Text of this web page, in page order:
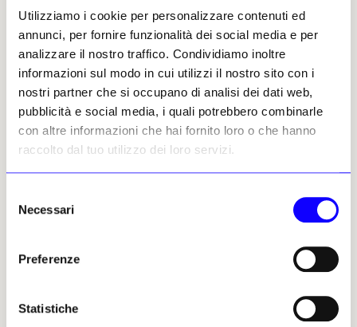
Utilizziamo i cookie per personalizzare contenuti ed
annunci, per fornire funzionalità dei social media e per
analizzare il nostro traffico. Condividiamo inoltre
informazioni sul modo in cui utilizzi il nostro sito con i
nostri partner che si occupano di analisi dei dati web,
pubblicità e social media, i quali potrebbero combinarle
con altre informazioni che hai fornito loro o che hanno
raccolto dal tuo utilizzo dei loro servizi.
delNecessari
Preferenze
Statistiche
una grande influenza sulla scultura del XX secolo». Il
cuore della mostra è dedicato a ciò che
sembra legare più profondamente i due
artisti:la pratica del non finito, l’estetica
emblematica del maestro rinascimentale che
Rodin fece propria. I corpi incompiuti
sembrano organismi vibranti: «Nelle loro opere i
corpi pensano, sognano, vivono e muoiono
ancora i curatori.Sono attraversati da emozioni,
Giudizio Universale della Cappella Sistina e la “Porte de
copie, rappresentano la quintessenza di una ricerca sul
destino umano tradotta nella materia
». Il Louvre ha
prestito del «Cristo crocifisso», la piccola